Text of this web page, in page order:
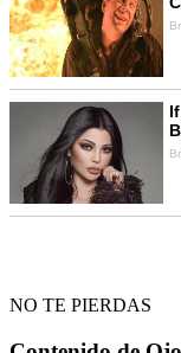
NO TE PIERDAS